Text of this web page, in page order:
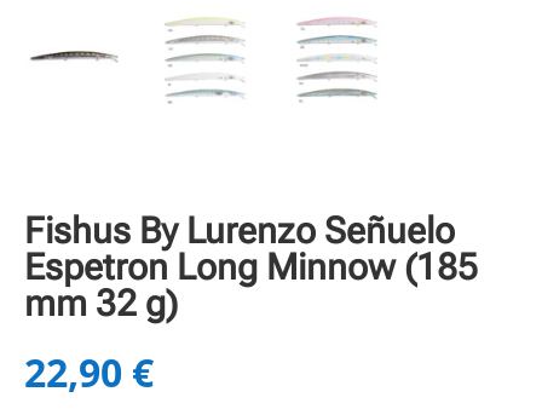
Fishus By Lurenzo Señuelo
Espetron Long Minnow (185
mm 32 g)
22,90 €